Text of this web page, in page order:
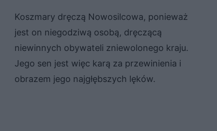
Koszmary dręczą Nowosilcowa, ponieważ
jest on niegodziwą osobą, dręczącą
niewinnych obywateli zniewolonego kraju.
Jego sen jest więc karą za przewinienia i
obrazem jego najgłębszych lęków.